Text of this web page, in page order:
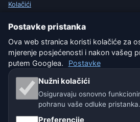
Kolačići
Uvjeti korištenja
Isključenje odgovornosti
Pomažemo životinjama
Sitemap
Postavke pristanka
Ova web stranica koristi kolačiće za
mjerenje posjećenosti i nakon vašeg
putem Googlea.
Postavke
Nužni kolačići
Osiguravaju osnovno
pohranu vaše odluke pristanka.
Preferencije